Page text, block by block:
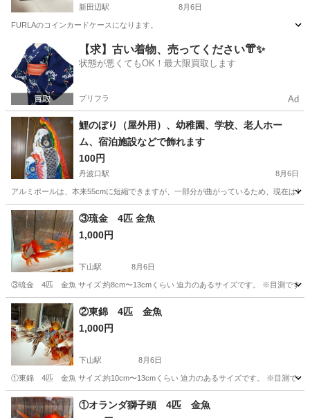
新田辺駅 8月6日
FURLAのコインカードケースになります。
京都 京田辺市 新田辺駅 その他
【求】古い着物、売ってください👘✨
状態が悪くてもOK！最大限買取します
プリフラ Ad
鯉のぼり（屋外用）、幼稚園、学校、老人ホー
ム、宿泊施設などで飾れます
100円
丹波口駅 8月6日
アルミポールは、本来55cmに短縮できますが、一部分が曲がっているため、現在は
京都 京都市 丹波口駅 その他
③琉金 4匹 金魚
1,000円
下山駅 8月6日
③琉金 4匹 金魚 サイズ:約8cm〜13cmくらい 迫力のあるサイズです。 ※目測ですの
京都 船井郡 下山駅 その他
②東錦 4匹 金魚
1,000円
下山駅 8月6日
①東錦 4匹 金魚 サイズ:約10cm〜13cmくらい 迫力のあるサイズです。 ※目測ですの
京都 船井郡 下山駅 その他
①オランダ獅子頭 4匹 金魚